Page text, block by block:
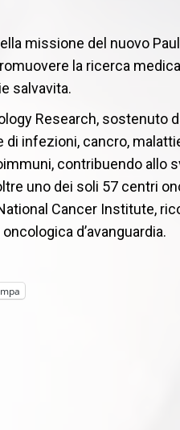
missione del nuovo
la ricerca
salvavita.
Research, sostenuto
infezioni, cancro,
contribuendo allo
uno dei soli 57 centri
Cancer Institute,
d’avanguardia.